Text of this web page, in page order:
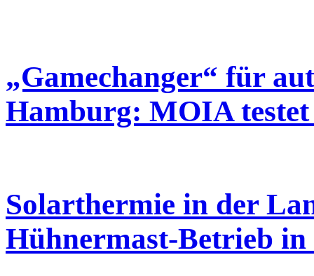
„Gamechanger“ für
Hamburg: MOIA
Solarthermie in der
Hühnermast-Betrieb in